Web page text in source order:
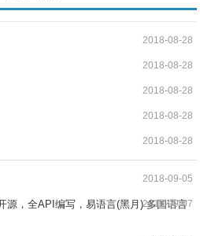
2018-08-28
2018-08-28
2018-08-28
2018-08-28
2018-08-28
2018-09-05
源，全API编写，易语言(黑月) 多国语言
2018-09-07